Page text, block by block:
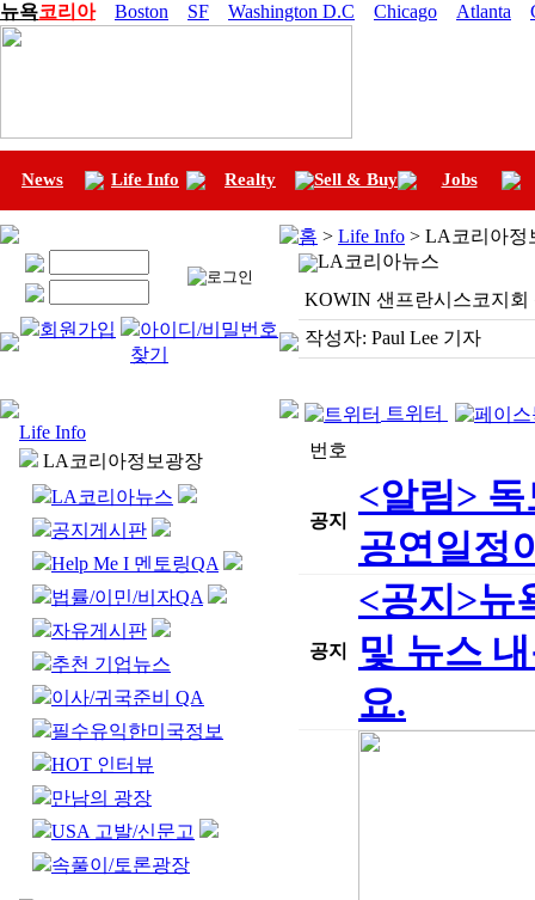
뉴욕코리아 Boston SF Washington D.C Chicago Atlanta
News Life Info Realty Sell & Buy Jobs
회원가입
아이디/비밀번호
찾기
Life Info
LA코리아정보광장
LA코리아뉴스
공지게시판
Help Me I 멘토링QA
법률/이민/비자QA
자유게시판
추천 기업뉴스
이사/귀국준비 QA
필수유익한미국정보
HOT 인터뷰
만남의 광장
USA 고발/신문고
속풀이/토론광장
홈 > Life Info > LA코리아정
LA코리아뉴스
KOWIN 샌프란시스코지회
작성자: Paul Lee 기자
트위터
번호
공지
<알림>
공연일정
공지
<공지>뉴
및 뉴스
요.